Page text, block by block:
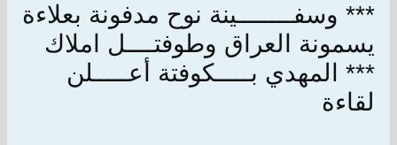
*** وسفــــــــينة نوح مدفونة بعلاءة
يسمونة العراق وطوفتــــل املاك
*** المهدي بـــــكوفتة أعـــــلن
لقاءة